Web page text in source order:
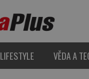
LIFESTYLE VĚDA A